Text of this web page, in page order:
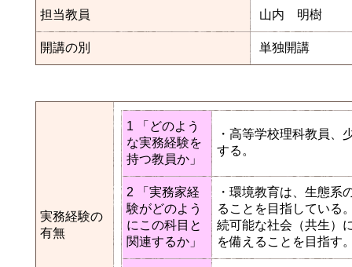
担当教員 山内 明樹
開講の別 単独開講
実務経験の
有無
1 「どのよう
な実務経験を
持つ教員か」
・高等学校理科教員、
する。
2 「実務家経
験がどのよう
にこの科目と
関連するか」
・環境教育は、生態系
ることを目指している
続可能な社会（共生）
を備えることを目指す